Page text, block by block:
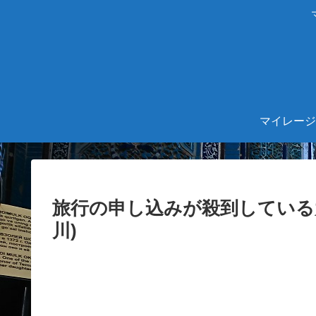
マイレージ
旅行の申し込みが殺到してい
川)